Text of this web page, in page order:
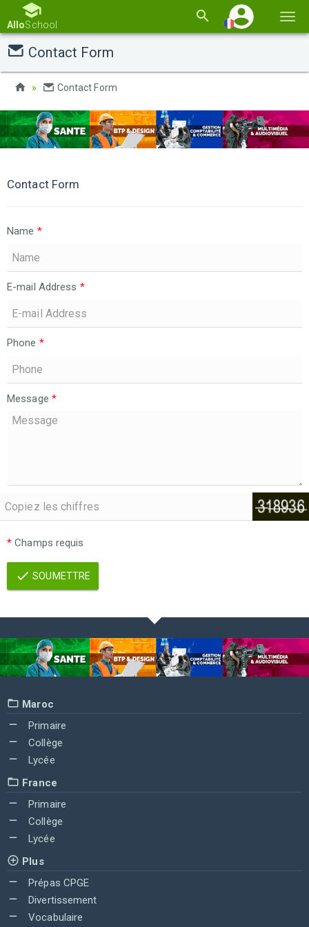
la
AlloSchool
Contact Form
Contact Form
Contact Form
Name *
E-mail Address *
Phone *
Message *
* Champs requis
SOUMETTRE
Maroc
Primaire
Collège
Lycée
France
Primaire
Collège
Lycée
Plus
Prépas CPGE
Divertissement
Vocabulaire